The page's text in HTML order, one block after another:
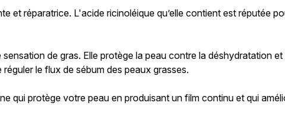
réparatrice. L'acide ricinoléique qu’elle contient est réputée
de gras. Elle protège la peau contre la déshydratation
le flux de sébum des peaux grasses.
qui protège votre peau en produisant un film continu et qui